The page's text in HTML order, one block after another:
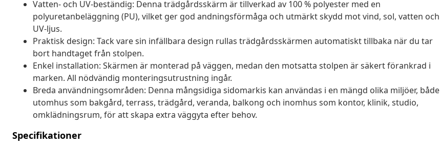
Vatten- och UV-beständig: Denna trädgårdsskärm är tillverkad av 100 % polyester med en
polyuretanbeläggning (PU), vilket ger god andningsförmåga och utmärkt skydd mot vind, sol, vatten och
UV-ljus.
Praktisk design: Tack vare sin infällbara design rullas trädgårdsskärmen automatiskt tillbaka när du tar
bort handtaget från stolpen.
Enkel installation: Skärmen är monterad på väggen, medan den motsatta stolpen är säkert förankrad i
marken. All nödvändig monteringsutrustning ingår.
Breda användningsområden: Denna mångsidiga sidomarkis kan användas i en mängd olika miljöer, både
utomhus som bakgård, terrass, trädgård, veranda, balkong och inomhus som kontor, klinik, studio,
omklädningsrum, för att skapa extra väggyta efter behov.
Specifikationer